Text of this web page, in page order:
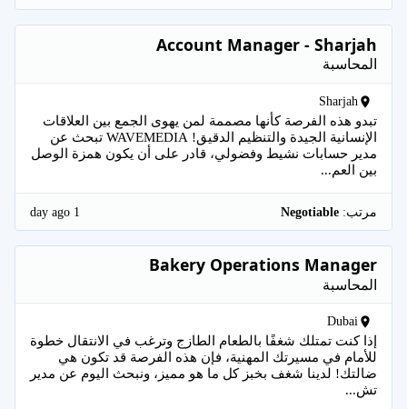
Account Manager - Sharjah
المحاسبة
Sharjah
تبدو هذه الفرصة كأنها مصممة لمن يهوى الجمع بين العلاقات
الإنسانية الجيدة والتنظيم الدقيق! WAVEMEDIA تبحث عن
مدير حسابات نشيط وفضولي، قادر على أن يكون همزة الوصل
بين العم...
مرتب: 1 day ago
Bakery Operations Manager
المحاسبة
Dubai
إذا كنت تمتلك شغفًا بالطعام الطازج وترغب في الانتقال خطوة
للأمام في مسيرتك المهنية، فإن هذه الفرصة قد تكون هي
ضالتك! لدينا شغف بخبز كل ما هو مميز، ونبحث اليوم عن مدير
تش...